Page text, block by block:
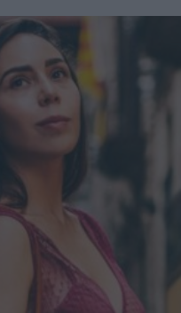
di apparire meno
verso forma un
hanno uno
c’è un ripensamento
C'è un
Ozempic Makeover?
in merito: "Dico spesso
massimo da un
potrebbe non
raggiungere e
di decidere di sottoporsi a